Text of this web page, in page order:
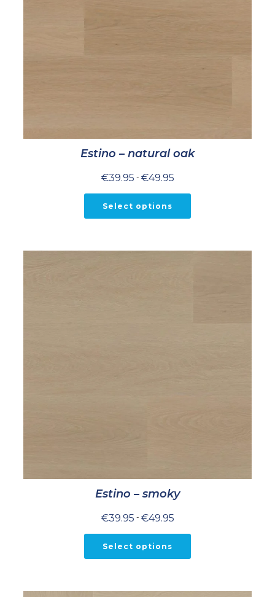
Estino – natural oak
€39.95 - €49.95Prijsklasse:
tot
Select options
Estino – smoky
€39.95 - €49.95Prijsklasse:
tot
Select options